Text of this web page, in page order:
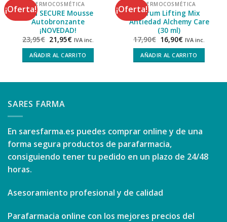
¡Oferta!DERMOCOSMÉTICA
SUN SECURE Mousse
Autobronzante
¡NOVEDAD!
23,95€ 21,95€ IVA inc.
AÑADIR AL CARRITO
¡Oferta!DERMOCOSMÉTICA
Serum Lifting Mix
Antiedad Alchemy Care
(30 ml)
17,90€ 16,90€ IVA inc.
AÑADIR AL CARRITO
SARES FARMA
En saresfarma.es puedes comprar online y de una
forma segura productos de parafarmacia,
consiguiendo tener tu pedido en un plazo de 24/48
horas.
Asesoramiento profesional y de calidad
Parafarmacia online con los mejores precios del